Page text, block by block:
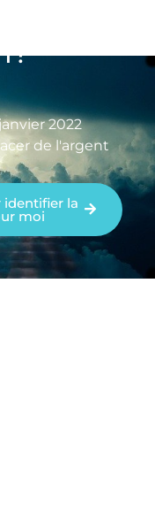
?
2022
de l'argent
la
moi